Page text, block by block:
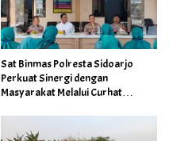
Sat Binmas Polresta Sidoarjo
Perkuat Sinergi dengan
Masyarakat Melalui Curhat